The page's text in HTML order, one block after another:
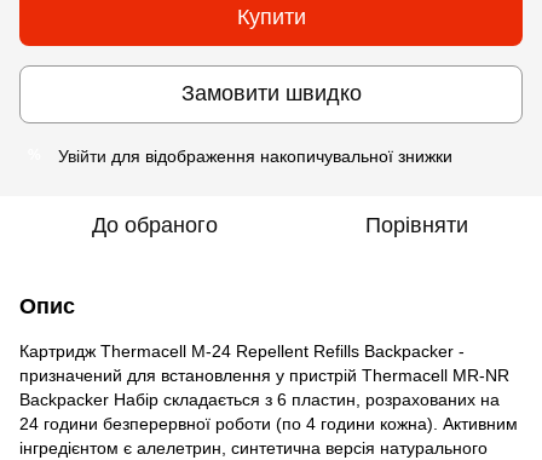
Купити
Замовити швидко
Увійти для відображення накопичувальної знижки
До обраного Порівняти
Опис
Картридж Thermacell M-24 Repellent Refills Backpacker -
призначений для встановлення у пристрій Thermacell MR-NR
Backpacker Набір складається з 6 пластин, розрахованих на
24 години безперервної роботи (по 4 години кожна). Активним
інгредієнтом є алелетрин, синтетична версія натурального